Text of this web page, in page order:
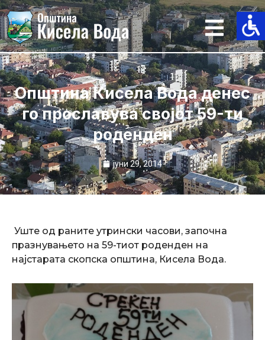
Skip
to
content
Општина Кисела Вода денес
го прославува својот 59-ти
роденден
јуни 29, 2014
Уште од раните утрински часови, започна
празнувањето на 59-тиот роденден на
најстарата скопска општина, Кисела Вода.